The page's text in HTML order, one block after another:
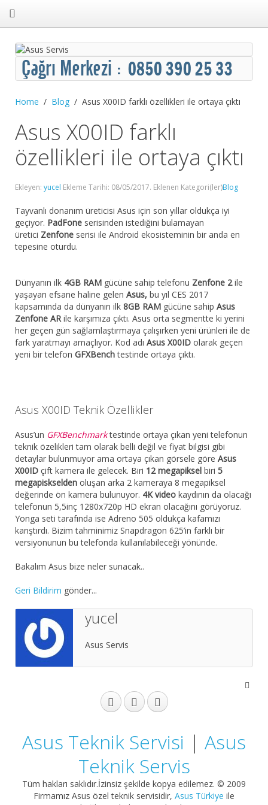
Home Blog Asus X00ID farklı özellikleri ile ortaya çıktı
Asus X00ID farklı
özellikleri ile ortaya çıktı
Ekleyen: yucel Ekleme Tarihi: 08/05/2017. Eklenen Kategori(ler)Blog
Tayvanlı donanım üreticisi Asus için son yıllar oldukça iyi
geçiyor. PadFone serisinden istediğini bulamayan
üretici Zenfone serisi ile Android ekosisteminin bir anda en
tepesine oturdu.
Dünyanın ilk 4GB RAM gücüne sahip telefonu Zenfone 2ile
yaşayan efsane haline gelen Asus, bu yıl CES 2017
kapsamında da dünyanın ilk 8GB RAM gücüne sahip Asus
Zenfone ARile karşımıza çıktı. Asus orta segmentte ki yerini
her geçen gün sağlamlaştırmaya çalışırken yeni ürünleri ile de
fark yaratmayı amaçlıyor. Kod adı Asus X00ID olarak geçen
yeni bir telefon GFXBenchtestinde ortaya çıktı.
Asus X00ID Teknik Özellikler
Asus’un GFXBenchmarktestinde ortaya çıkan yeni telefonun
teknik özelikleri tam olarak belli değil ve fiyat bilgisi gibi
detaylar bulunmuyor ama ortaya çıkan görsele göre Asus
X00ID çift kamera ile gelecek. Biri 12 megapiksel biri 5
megapiskselden oluşan arka 2 kameraya 8 megapiksel
değerinde ön kamera bulunuyor. 4K video kaydının da olacağı
telefonun 5,5inç 1280x720p HD ekran olacağını görüyoruz.
Yonga seti tarafında ise Adreno 505 oldukça kafamızı
karıştırdı. Bizim tahminimiz Snapdragon 625’in farklı bir
versiyonunun bu telefonda kullanılabileceği yönünde.
Bakalım Asus bize neler sunacak..
Geri Bildirim gönder...
yucel
Asus Servis
Asus Teknik Servisi | Asus
Teknik Servis
Tüm hakları saklıdır.İzinsiz şekilde kopya edilemez. © 2009
Firmamız Asus özel teknik servisidir, Asus Türkiye ile